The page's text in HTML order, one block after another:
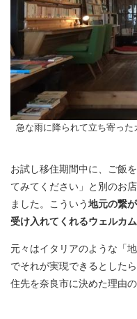
急な雨に降られて立ち寄っ
お試し移住期間中に、ご飯
てみてください」と別のお
ました。こういう地元の繋
受け入れてくれるウェルカ
元々はイタリアのような「
でそれが実現できるとした
住先を奈良市に決めた理由